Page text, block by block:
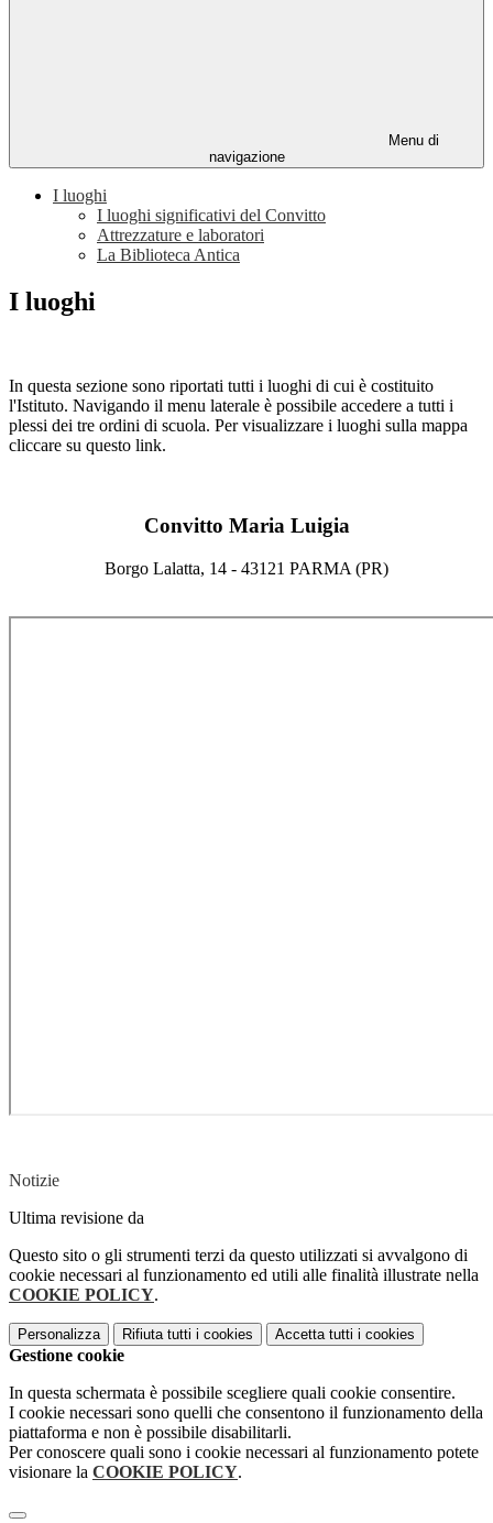
Menu di
navigazione
I luoghi
I luoghi significativi del Convitto
Attrezzature e laboratori
La Biblioteca Antica
I luoghi
In questa sezione sono riportati tutti i luoghi di cui è costituito
l'Istituto. Navigando il menu laterale è possibile accedere a tutti i
plessi dei tre ordini di scuola. Per visualizzare i luoghi sulla mappa
cliccare su questo link.
Convitto Maria Luigia
Borgo Lalatta, 14 - 43121 PARMA (PR)
Notizie
Ultima revisione da
Questo sito o gli strumenti terzi da questo utilizzati si avvalgono di
cookie necessari al funzionamento ed utili alle finalità illustrate nella
COOKIE POLICY.
Personalizza Rifiuta tutti i cookies Accetta tutti i cookies
Gestione cookie
In questa schermata è possibile scegliere quali cookie consentire.
I cookie necessari sono quelli che consentono il funzionamento della
piattaforma e non è possibile disabilitarli.
Per conoscere quali sono i cookie necessari al funzionamento potete
visionare la COOKIE POLICY.